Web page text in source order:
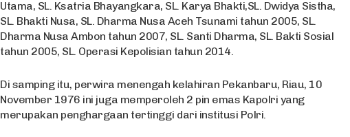
Utama, SL. Ksatria Bhayangkara, SL. Karya Bhakti,SL. Dwidya Sistha,
SL. Bhakti Nusa, SL. Dharma Nusa Aceh Tsunami tahun 2005, SL.
Dharma Nusa Ambon tahun 2007, SL. Santi Dharma, SL. Bakti Sosial
tahun 2005, SL. Operasi Kepolisian tahun 2014.
Di samping itu, perwira menengah kelahiran Pekanbaru, Riau, 10
November 1976 ini juga memperoleh 2 pin emas Kapolri yang
merupakan penghargaan tertinggi dari institusi Polri.